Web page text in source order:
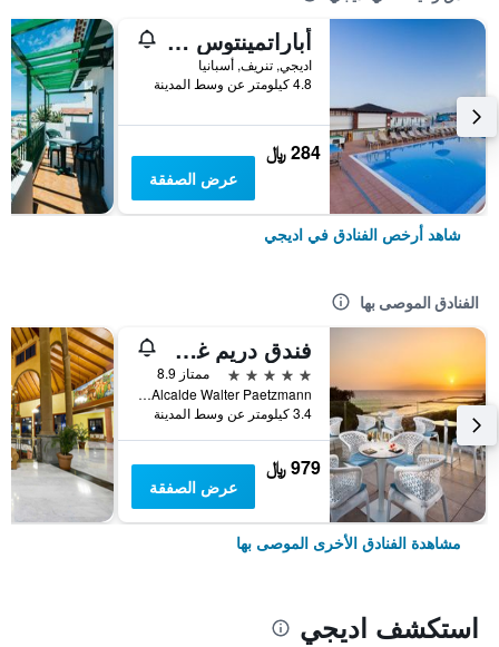
أباراتمينتوس تنيرف جاردن
اديجي, تنريف, أسبانيا
4.8 كيلومتر عن وسط المدينة
284 ﷼
عرض الصفقة
شاهد أرخص الفنادق في اديجي
الفنادق الموصى بها
فندق دريم غران تاكاندي آند سبا
5 نجوم
ممتاز 8.9
Alcalde Walter Paetzmann, اديجي, تنريف, أسبانيا
3.4 كيلومتر عن وسط المدينة
979 ﷼
عرض الصفقة
مشاهدة الفنادق الأخرى الموصى بها
استكشف اديجي